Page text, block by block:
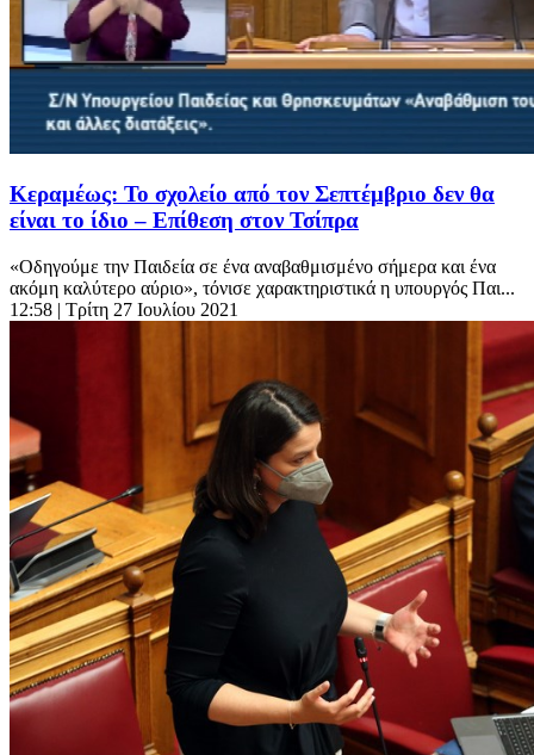
Κεραμέως: Το σχολείο από τον Σεπτέμβριο δεν θα
είναι το ίδιο – Επίθεση στον Τσίπρα
«Οδηγούμε την Παιδεία σε ένα αναβαθμισμένο σήμερα και ένα
ακόμη καλύτερο αύριο», τόνισε χαρακτηριστικά η υπουργός Παι...
12:58 | Τρίτη 27 Ιουλίου 2021